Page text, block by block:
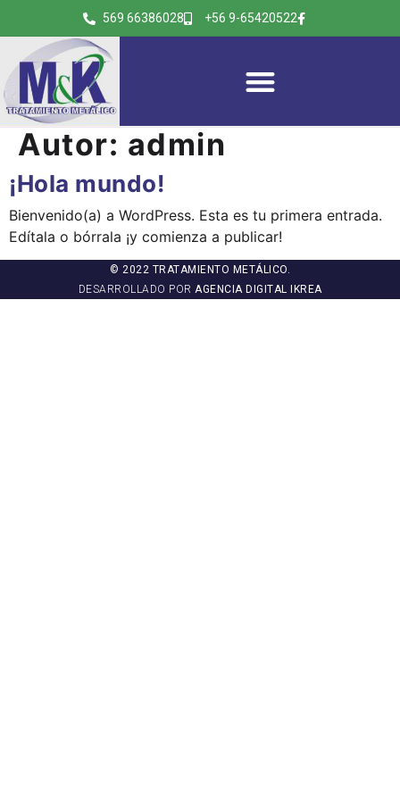
569 66386028 +56 9-65420522
Autor: admin
¡Hola mundo!
Bienvenido(a) a WordPress. Esta es tu primera entrada.
Edítala o bórrala ¡y comienza a publicar!
© 2022 TRATAMIENTO METÁLICO.
DESARROLLADO POR AGENCIA DIGITAL IKREA